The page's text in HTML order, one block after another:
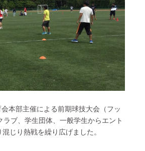
本部主催による前期球技大会（フッ
ブ、学生団体、一般学生からエント
じり熱戦を繰り広げました。